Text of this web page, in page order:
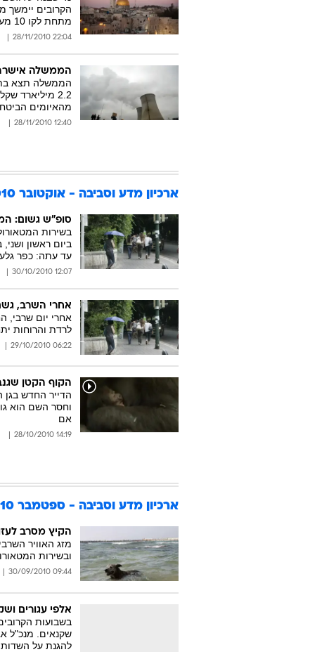
הקרובים יימשך
מתחת לקו 10 מעלות
22:04 28/11/2010
הממשלה אישרה: 2.2 מיליארד ש' למאבק בגזי
הממשלה תצא
2.2 מיליארד
מהאיומים
12:40 28/11/2010
ארכיון מדע וסביבה - אוקטובר 2010
סופ"ש גשום:
בשירות
ביום ראשון
עד עתה: כפר
12:07 30/10/2010
אחרי השרב,
אחרי יום שרבי,
לרדת והרוחות
06:22 29/10/2010
הקוף הקטן
הדייר החדש בגן
אם
14:19 28/10/2010
ארכיון מדע וסביבה - ספטמבר 2010
הקיץ מסרב
מזג האוויר
ובשירות
09:44 30/09/2010
אלפי עגורים
שקנאים. מנכ"ל
להגנת על השדות